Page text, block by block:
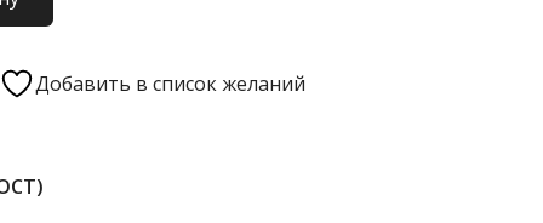
Добавить в список желаний